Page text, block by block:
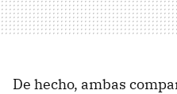
De hecho, ambas